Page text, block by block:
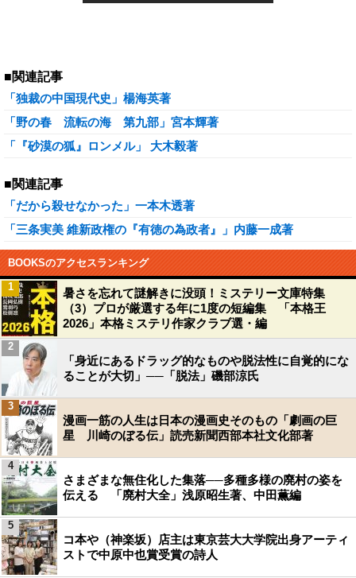
■関連記事
「独裁の中国現代史」楊海英著
「野の春 流転の海 第九部」宮本輝著
「『砂漠の狐』ロンメル」 大木毅著
■関連記事
「だから殺せなかった」一本木透著
「三条実美 維新政権の『有徳の為政者』」内藤一成著
BOOKSのアクセスランキング
暑さを忘れて謎解きに没頭！ミステリー文庫特集
（3）プロが厳選する年に1度の短編集 「本格王
2026」本格ミステリ作家クラブ選・編
1
「身近にあるドラッグ的なものや脱法性に自覚的にな
ることが大切」──「脱法」磯部涼氏
2
漫画一筋の人生は日本の漫画史そのもの「劇画の巨
星 川崎のぼる伝」読売新聞西部本社文化部著
3
さまざまな無住化した集落──多種多様の廃村の姿を
伝える 「廃村大全」浅原昭生著、中田薫編
4
コ本や（神楽坂）店主は東京芸大大学院出身アーティ
ストで中原中也賞受賞の詩人
5